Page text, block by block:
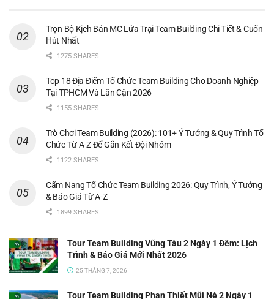
Trọn Bộ Kịch Bản MC Lửa Trại Team Building Chi Tiết & Cuốn
Hút Nhất
1275 SHARES
Top 18 Địa Điểm Tổ Chức Team Building Cho Doanh Nghiệp
Tại TPHCM Và Lân Cận 2026
1155 SHARES
Trò Chơi Team Building (2026): 101+ Ý Tưởng & Quy Trình Tổ
Chức Từ A-Z Để Gắn Kết Đội Nhóm
1122 SHARES
Cẩm Nang Tổ Chức Team Building 2026: Quy Trình, Ý Tưởng
& Báo Giá Từ A-Z
1899 SHARES
Tour Team Building Vũng Tàu 2 Ngày 1 Đêm: Lịch
Trình & Báo Giá Mới Nhất 2026
25 THÁNG 7, 2026
Tour Team Building Phan Thiết Mũi Né 2 Ngày 1